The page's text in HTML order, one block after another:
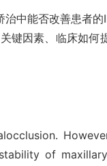
中能否改善患者
键因素、临床如何
of